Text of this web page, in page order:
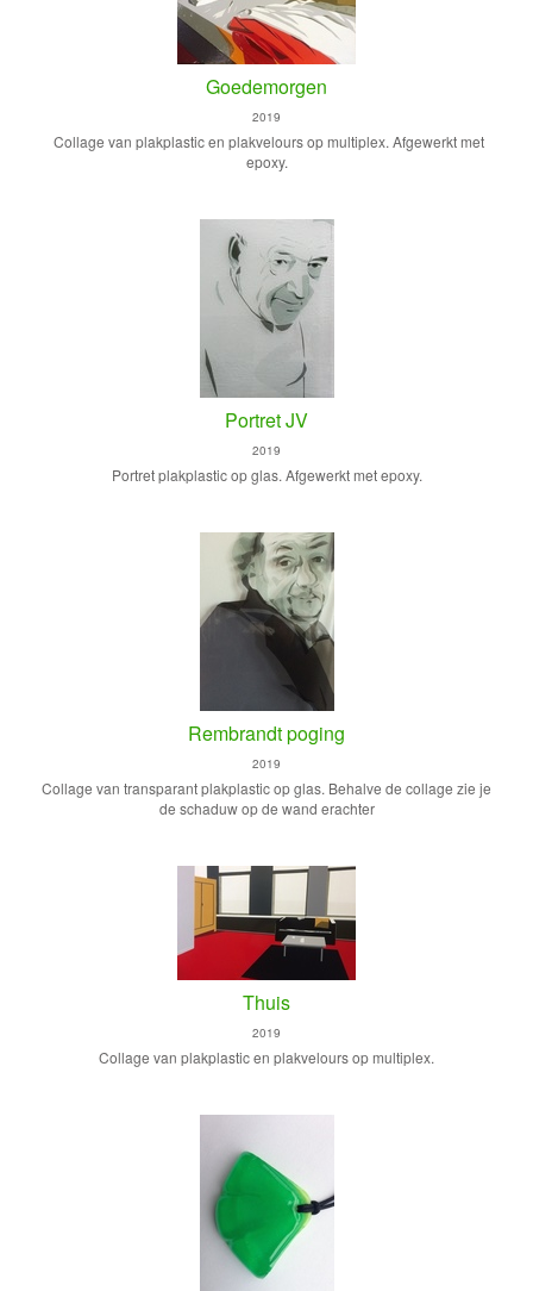
Goedemorgen
2019
Collage van plakplastic en plakvelours op multiplex. Afgewerkt met
epoxy.
Portret JV
2019
Portret plakplastic op glas. Afgewerkt met epoxy.
Rembrandt poging
2019
Collage van transparant plakplastic op glas. Behalve de collage zie je
de schaduw op de wand erachter
Thuis
2019
Collage van plakplastic en plakvelours op multiplex.